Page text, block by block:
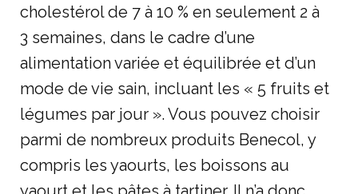
cholestérol de 7 à 10 % en seulement 2 à
3 semaines, dans le cadre d’une
alimentation variée et équilibrée et d’un
mode de vie sain, incluant les « 5 fruits et
légumes par jour ». Vous pouvez choisir
parmi de nombreux produits Benecol, y
compris les yaourts, les boissons au